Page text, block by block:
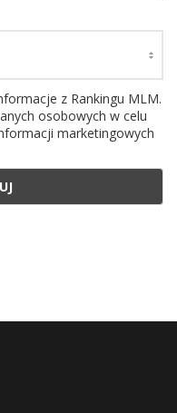
z Rankingu MLM.
osobowych w celu
marketingowych